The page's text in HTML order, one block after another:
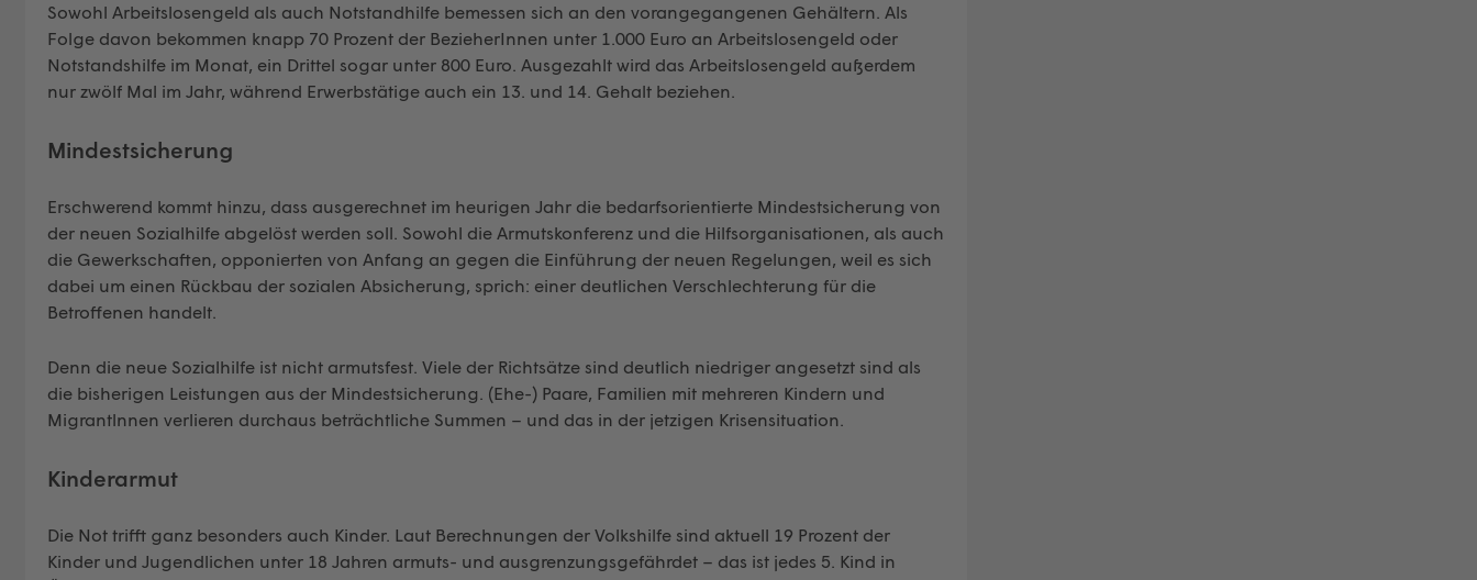
Sowohl Arbeitslosengeld als auch Notstandhilfe bemessen sich an den vorangegangenen Gehältern. Als
Folge davon bekommen knapp 70 Prozent der BezieherInnen unter 1.000 Euro an Arbeitslosengeld oder
Notstandshilfe im Monat, ein Drittel sogar unter 800 Euro. Ausgezahlt wird das Arbeitslosengeld außerdem
nur zwölf Mal im Jahr, während Erwerbstätige auch ein 13. und 14. Gehalt beziehen.
Mindestsicherung
Erschwerend kommt hinzu, dass ausgerechnet im heurigen Jahr die bedarfsorientierte Mindestsicherung von
der neuen Sozialhilfe abgelöst werden soll. Sowohl die Armutskonferenz und die Hilfsorganisationen, als auch
die Gewerkschaften, opponierten von Anfang an gegen die Einführung der neuen Regelungen, weil es sich
dabei um einen Rückbau der sozialen Absicherung, sprich: einer deutlichen Verschlechterung für die
Betroffenen handelt.
Denn die neue Sozialhilfe ist nicht armutsfest. Viele der Richtsätze sind deutlich niedriger angesetzt sind als
die bisherigen Leistungen aus der Mindestsicherung. (Ehe-) Paare, Familien mit mehreren Kindern und
Migrantlnnen verlieren durchaus beträchtliche Summen – und das in der jetzigen Krisensituation.
Kinderarmut
Die Not trifft ganz besonders auch Kinder. Laut Berechnungen der Volkshilfe sind aktuell 19 Prozent der
Kinder und Jugendlichen unter 18 Jahren armuts- und ausgrenzungsgefährdet – das ist jedes 5. Kind in